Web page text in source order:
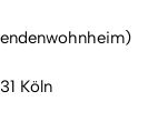
Köln